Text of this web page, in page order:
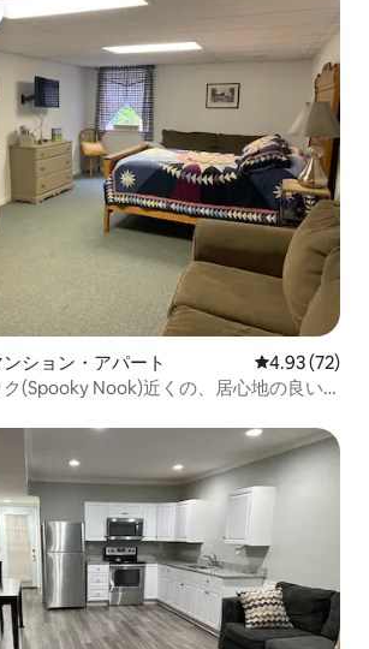
ション・アパート レビュー72
4.93 (72)
(Spooky Nook)近くの、居心地の良い